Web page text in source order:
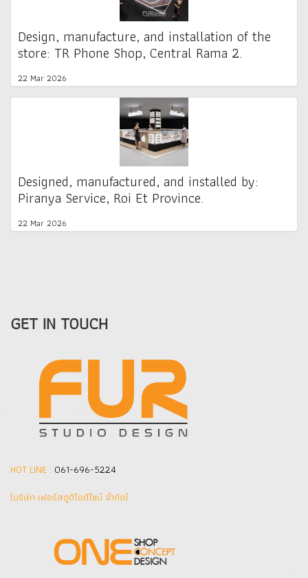
Design, manufacture, and installation of the
store: TR Phone Shop, Central Rama 2.
22 Mar 2026
Designed, manufactured, and installed by:
Piranya Service, Roi Et Province.
22 Mar 2026
GET IN TOUCH
HOT LINE : 061-696-5224
(บริษัท เฟอร์สตูดิโอดีไซน์ จำกัด]